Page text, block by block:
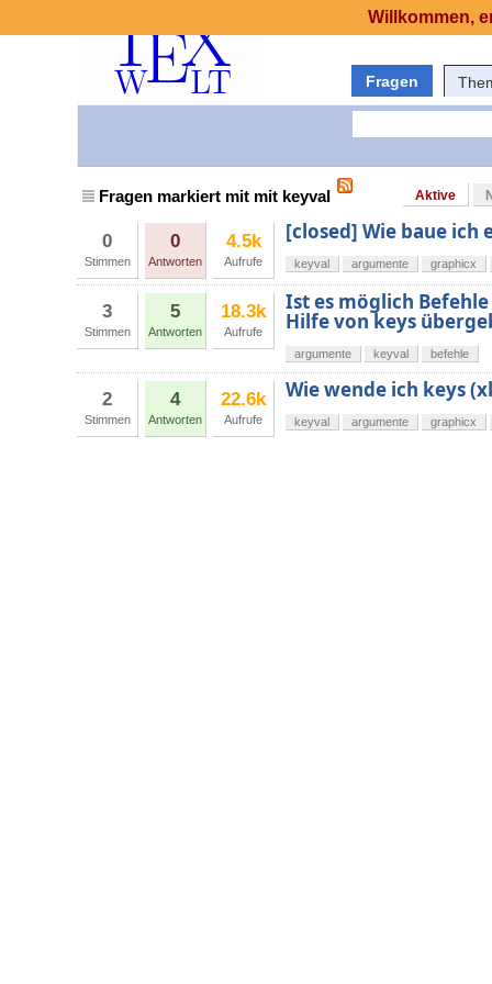
Fragen
Fragen markiert mit mit keyval Aktive
0
Stimmen
0
Antworten
4.5k
Aufrufe
[closed] Wie baue ich
keyval argumente graphicx
3
Stimmen
5
Antworten
18.3k
Aufrufe
Ist es möglich
Hilfe von keys
argumente keyval befehle
2
Stimmen
4
Antworten
22.6k
Aufrufe
Wie wende ich keys
keyval argumente graphicx
Willkommen,